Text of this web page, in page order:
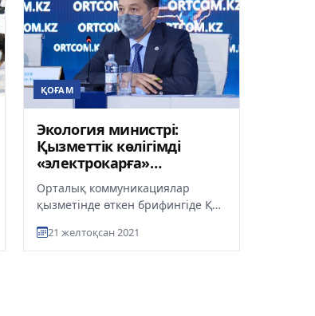
ҚОҒАМ
Экология министрі:
Қызметтік көлігімді
«электрокарға»
ауыстыруға дайынмын
Орталық коммуникациялар
қызметінде өткен брифингіде ҚР
ресурстар министрі Серікқали...
21 желтоқсан 2021